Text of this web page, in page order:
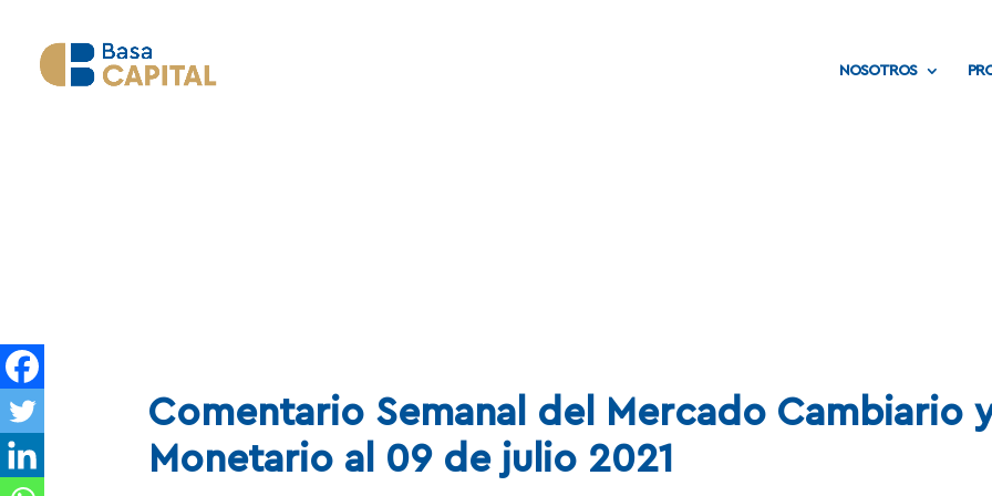
NOSOTROS
Comentario Semanal del Mercado Cambiario
Monetario al 09 de julio 2021